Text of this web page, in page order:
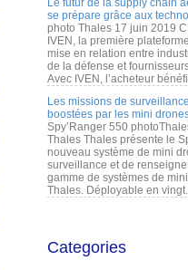
Le futur de la supply chain
se prépare grâce aux
photo Thales 17 juin 2019
IVEN, la première
mise en relation entre
de la défense et
Avec IVEN, l’acheteur
Les missions de
boostées par les mini
Spy’Ranger 550
Thales Thales présente le
nouveau système de mini
surveillance et de
gamme de systèmes de
Thales. Déployable en
Categories